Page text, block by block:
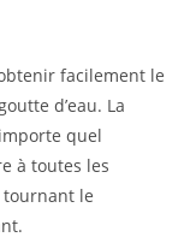
facilement le
d’eau. La
quel
à toutes les
tournant le